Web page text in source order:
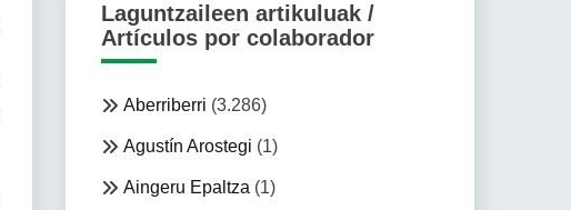
Laguntzaileen artikuluak /
Artículos por colaborador
Aberriberri (3.286)
Agustín Arostegi (1)
Aingeru Epaltza (1)